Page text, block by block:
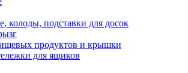
колоды, подставки для досок
продуктов и крышки
для ящиков